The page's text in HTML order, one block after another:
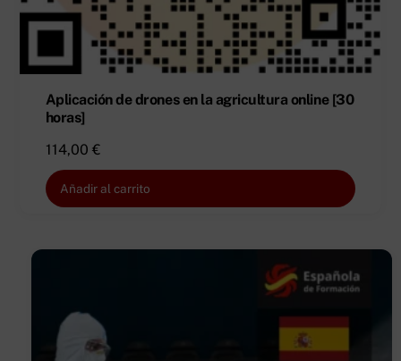
Aplicación de drones en la agricultura online [30
horas]
114,00 €
Añadir al carrito